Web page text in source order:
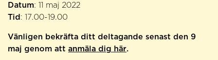
Datum: 11 maj 2022
Tid: 17.00-19.00
Vänligen bekräfta ditt deltagande senast den 9
maj genom att anmäla dig här.